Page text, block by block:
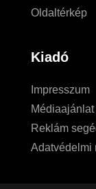
Oldaltérkép
Kiadó
Impresszum
Médiaajánlat
Reklám
Adatvédelmi